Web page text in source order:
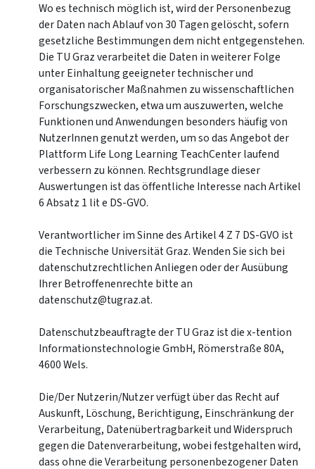
Wo es technisch möglich ist, wird der Personenbezug
der Daten nach Ablauf von 30 Tagen gelöscht, sofern
gesetzliche Bestimmungen dem nicht entgegenstehen.
Die TU Graz verarbeitet die Daten in weiterer Folge
unter Einhaltung geeigneter technischer und
organisatorischer Maßnahmen zu wissenschaftlichen
Forschungszwecken, etwa um auszuwerten, welche
Funktionen und Anwendungen besonders häufig von
NutzerInnen genutzt werden, um so das Angebot der
Plattform Life Long Learning TeachCenter laufend
verbessern zu können. Rechtsgrundlage dieser
Auswertungen ist das öffentliche Interesse nach Artikel
6 Absatz 1 lit e DS-GVO.
Verantwortlicher im Sinne des Artikel 4 Z 7 DS-GVO ist
die Technische Universität Graz. Wenden Sie sich bei
datenschutzrechtlichen Anliegen oder der Ausübung
Ihrer Betroffenenrechte bitte an
datenschutz@tugraz.at.
Datenschutzbeauftragte der TU Graz ist die x-tention
Informationstechnologie GmbH, Römerstraße 80A,
4600 Wels.
Die/Der Nutzerin/Nutzer verfügt über das Recht auf
Auskunft, Löschung, Berichtigung, Einschränkung der
Verarbeitung, Datenübertragbarkeit und Widerspruch
gegen die Datenverarbeitung, wobei festgehalten wird,
dass ohne die Verarbeitung personenbezogener Daten